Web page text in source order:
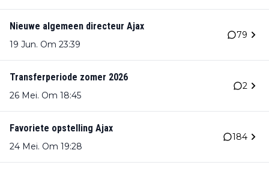
Nieuwe algemeen directeur Ajax
19 Jun. Om 23:39
79
Transferperiode zomer 2026
26 Mei. Om 18:45
2
Favoriete opstelling Ajax
24 Mei. Om 19:28
184